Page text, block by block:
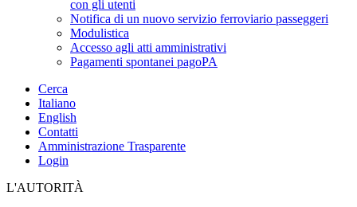
con gli utenti
Notifica di un nuovo servizio ferroviario passeggeri
Modulistica
Accesso agli atti amministrativi
Pagamenti spontanei pagoPA
Cerca
Italiano
English
Contatti
Amministrazione Trasparente
Login
L'AUTORITÀ